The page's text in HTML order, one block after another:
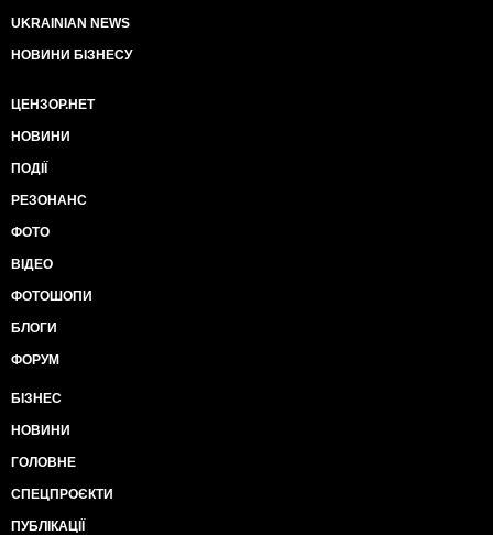
UKRAINIAN NEWS
НОВИНИ БІЗНЕСУ
ЦЕНЗОР.НЕТ
НОВИНИ
ПОДІЇ
РЕЗОНАНС
ФОТО
ВІДЕО
ФОТОШОПИ
БЛОГИ
ФОРУМ
БІЗНЕС
НОВИНИ
ГОЛОВНЕ
СПЕЦПРОЄКТИ
ПУБЛІКАЦІЇ